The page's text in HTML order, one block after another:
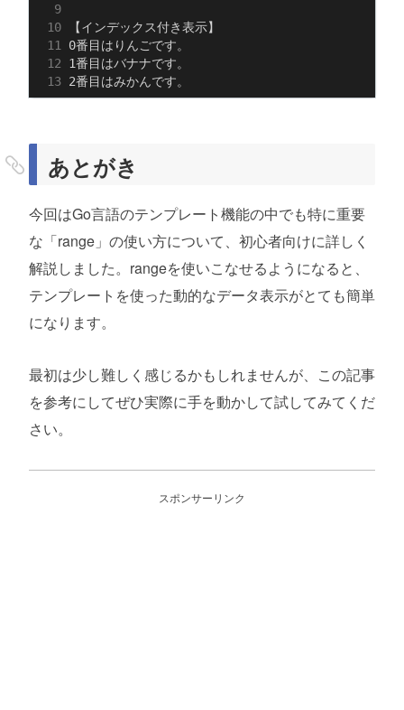
あとがき
今回はGo言語のテンプレート機能の中でも特に重要
な「range」の使い方について、初心者向けに詳しく
解説しました。rangeを使いこなせるようになると、
テンプレートを使った動的なデータ表示がとても簡単
になります。
最初は少し難しく感じるかもしれませんが、この記事
を参考にしてぜひ実際に手を動かして試してみてくだ
さい。
スポンサーリンク